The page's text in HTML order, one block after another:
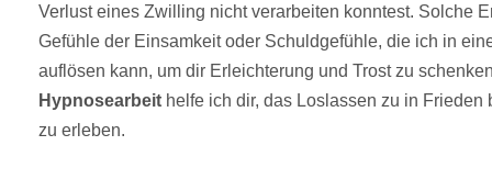
Verlust eines Zwilling nicht verarbeiten konntest. Solche
Gefühle der Einsamkeit oder Schuldgefühle, die ich in
auflösen kann, um dir Erleichterung und Trost zu
Hypnosearbeit helfe ich dir, das Loslassen zu in
zu erleben.